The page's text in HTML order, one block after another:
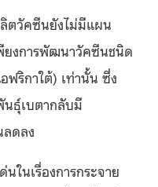
ตวัคซีนยังไม่มีแผน
ยงการพัฒนาวัคซีนชนิด
ริกาใต้) เท่านั้น ซึ่ง
ธุ์เบตากลับมี
ดลง
ในเรื่องการกระจาย